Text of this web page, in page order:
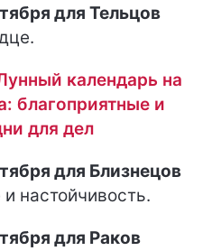
для Тельцов
календарь на
благоприятные и
для дел
для Близнецов
настойчивость.
для Раков